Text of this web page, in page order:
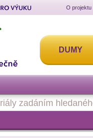
O projektu
DUMY